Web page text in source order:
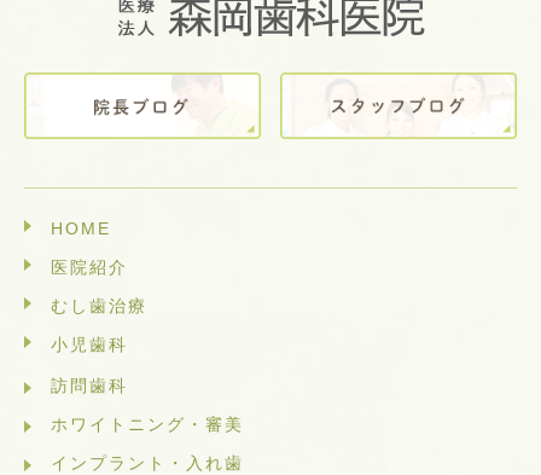
HOME
医院紹介
むし歯治療
小児歯科
訪問歯科
ホワイトニング・審美
インプラント・入れ歯